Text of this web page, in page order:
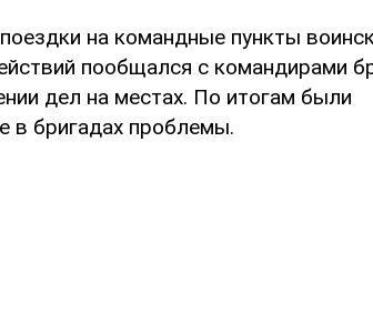
на командные пункты
пообщался с командирами
дел на местах. По итогам были
в бригадах проблемы.